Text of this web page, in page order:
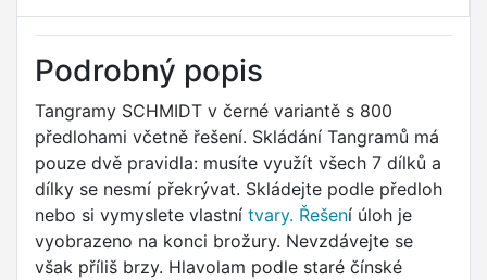
Podrobný popis
Tangramy SCHMIDT v černé variantě s 800
předlohami včetně řešení. Skládání Tangramů má
pouze dvě pravidla: musíte využít všech 7 dílků a
dílky se nesmí překrývat. Skládejte podle předloh
nebo si vymyslete vlastní tvary. Řešení úloh je
vyobrazeno na konci brožury. Nevzdávejte se
však příliš brzy. Hlavolam podle staré čínské